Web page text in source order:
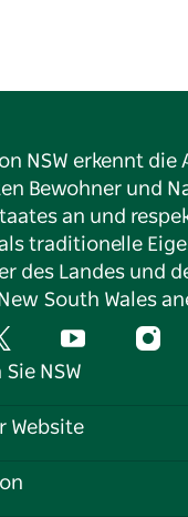
NSW erkennt die
Bewohner und
an und
traditionelle
des Landes und
South Wales
YouTube
NSW
Sie uns
Website